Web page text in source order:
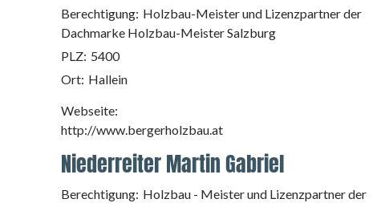
Berechtigung: Holzbau-Meister und Lizenzpartner der
Dachmarke Holzbau-Meister Salzburg
PLZ: 5400
Ort: Hallein
Webseite:
http://www.bergerholzbau.at
Niederreiter Martin Gabriel
Berechtigung: Holzbau - Meister und Lizenzpartner der